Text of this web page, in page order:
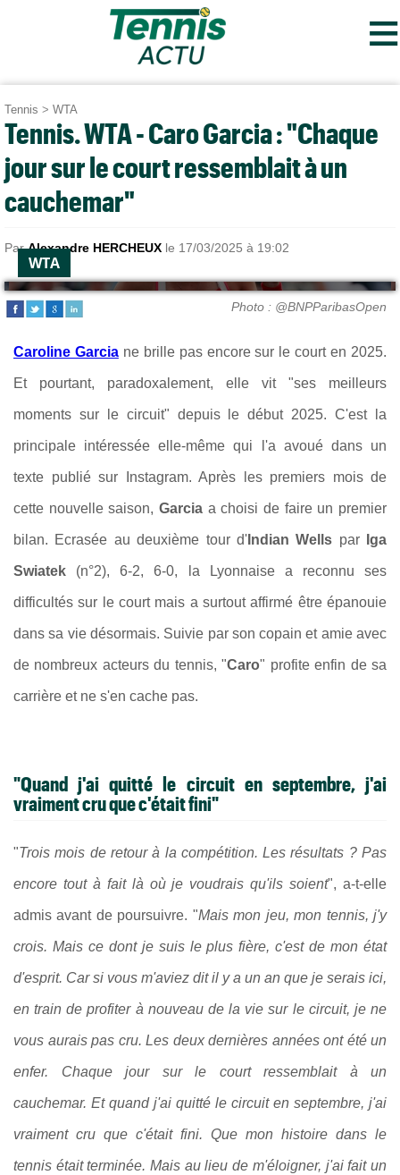
≡
Tennis > WTA
Tennis. WTA - Caro Garcia : "Chaque
jour sur le court ressemblait à un
cauchemar"
ParAlexandre HERCHEUX le 17/03/2025 à 19:02
WTA
Photo : @BNPParibasOpen
Caroline Garciane brille pas encore sur le court en 2025.
Et pourtant, paradoxalement, elle vit "ses meilleurs
moments sur le circuit" depuis le début 2025. C'est la
principale intéressée elle-même qui l'a avoué dans un
texte publié sur Instagram. Après les premiers mois de
cette nouvelle saison, Garcia a choisi de faire un premier
bilan. Ecrasée au deuxième tour d'Indian Wells par Iga
Swiatek (n°2), 6-2, 6-0, la Lyonnaise a reconnu ses
difficultés sur le court mais a surtout affirmé être épanouie
dans sa vie désormais. Suivie par son copain et amie avec
de nombreux acteurs du tennis, "Caro" profite enfin de sa
carrière et ne s'en cache pas.
"Quand j'ai quitté le circuit en septembre, j'ai
vraiment cru que c'était fini"
"Trois mois de retour à la compétition. Les résultats ? Pas
encore tout à fait là où je voudrais qu'ils soient", a-t-elle
admis avant de poursuivre. "Mais mon jeu, mon tennis, j'y
crois. Mais ce dont je suis le plus fière, c'est de mon état
d'esprit. Car si vous m'aviez dit il y a un an que je serais ici,
en train de profiter à nouveau de la vie sur le circuit, je ne
vous aurais pas cru. Les deux dernières années ont été un
enfer. Chaque jour sur le court ressemblait à un
cauchemar. Et quand j'ai quitté le circuit en septembre, j'ai
vraiment cru que c'était fini. Que mon histoire dans le
tennis était terminée. Mais au lieu de m'éloigner, j'ai fait un